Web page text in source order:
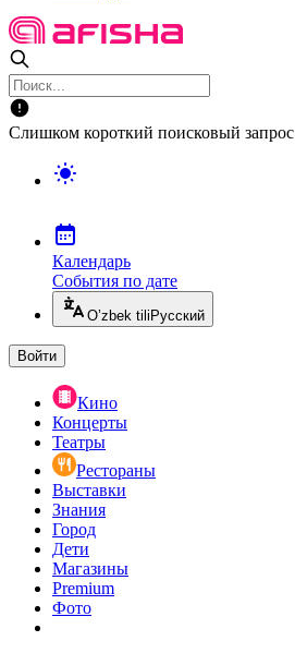
Слишком короткий поисковый запрос
Календарь
События по дате
O’zbek tili Русский
Войти
Кино
Концерты
Театры
Рестораны
Выставки
Знания
Город
Дети
Магазины
Premium
Фото